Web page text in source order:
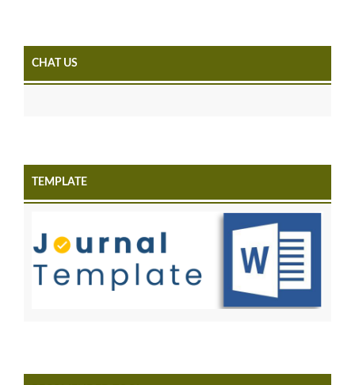
CHAT US
TEMPLATE